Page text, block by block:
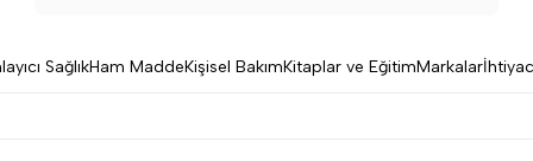
SağlıkHam MaddeKişisel BakımKitaplar ve EğitimMarkalar